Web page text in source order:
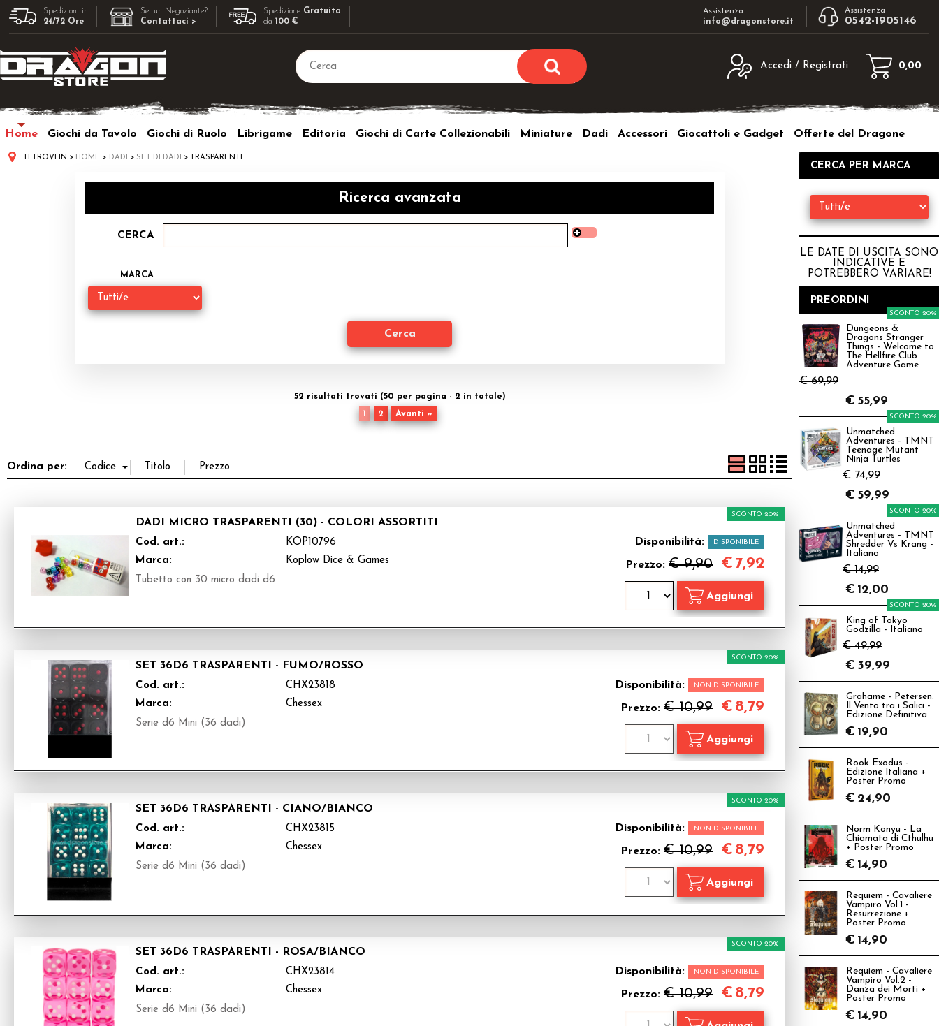
Spedizioni in
24/72 Ore
Sei un Negoziante?
Contattaci >
Spedizione Gratuita
da100 €
Assistenza
info@dragonstore.it
Assistenza
0542-1905146
Accedi / Registrati
utente e la password e poi clicca sul
sito clicca sul pulsante "Registrati"
0,00
Home Giochi da Tavolo Giochi di Ruolo Librigame Editoria Giochi di Carte Collezionabili Miniature Dadi Accessori Giocattoli e Gadget Offerte del Dragone
TI TROVI IN HOME DADI SET DI DADI TRASPARENTI
Ricerca avanzata
CERCA
MARCA
52 risultati trovati (50 per pagina - 2 in totale)
1
2 Avanti »
Ordina per:
DADI MICRO TRASPARENTI (30) - COLORI ASSORTITI
Cod. art.:
KOP10796
Marca:
Koplow Dice & Games
Tubetto con 30 micro dadi d6
Disponibilità: DISPONIBILE
Prezzo: € 9,90
SCONTO 20%
€ 7,92
SET 36D6 TRASPARENTI - FUMO/ROSSO
Cod. art.:
CHX23818
Marca:
Chessex
Serie d6 Mini (36 dadi)
Disponibilità: NON DISPONIBILE
Prezzo: € 10,99
SCONTO 20%
€ 8,79
SET 36D6 TRASPARENTI - CIANO/BIANCO
Cod. art.:
CHX23815
Marca:
Chessex
Serie d6 Mini (36 dadi)
Disponibilità: NON DISPONIBILE
Prezzo: € 10,99
SCONTO 20%
€ 8,79
SET 36D6 TRASPARENTI - ROSA/BIANCO
Cod. art.:
CHX23814
Marca:
Chessex
Serie d6 Mini (36 dadi)
Disponibilità: NON DISPONIBILE
Prezzo: € 10,99
SCONTO 20%
€ 8,79
CERCA PER MARCA
LE DATE DI USCITA SONO
INDICATIVE E
POTREBBERO VARIARE!
PREORDINI
Dungeons &
Dragons Stranger
Things - Welcome to
The Hellfire Club
Adventure Game
€ 69,99
SCONTO 20%
€ 55,99
Unmatched
Adventures - TMNT
Teenage Mutant
Ninja Turtles
€ 74,99
SCONTO 20%
€ 59,99
Unmatched
Adventures - TMNT
Shredder Vs Krang -
Italiano
€ 14,99
SCONTO 20%
€ 12,00
King of Tokyo
Godzilla - Italiano
€ 49,99
SCONTO 20%
€ 39,99
Grahame - Petersen:
Il Vento tra i Salici -
Edizione Definitiva
€ 19,90
Rook Exodus -
Edizione Italiana +
Poster Promo
€ 24,90
Norm Konyu - La
Chiamata di Cthulhu
+ Poster Promo
€ 14,90
Requiem - Cavaliere
Vampiro Vol.1 -
Resurrezione +
Poster Promo
€ 14,90
Requiem - Cavaliere
Vampiro Vol.2 -
Danza dei Morti +
Poster Promo
€ 14,90